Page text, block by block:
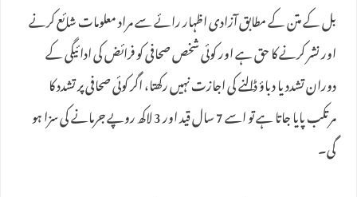
بل کے متن کے مطابق آزادی اظہار رائے سے مراد معلومات شائع کرنے
اور نشر کرنے کا حق ہے اور کوئی شخص صحافی کو فرائض کی ادائیگی کے
دوران تشدد یا دباؤ ڈالنے کی اجازت نہیں رکھتا، اگر کوئی صحافی پر تشدد کا
مرتکب پایا جاتا ہے تو اسے 7 سال قید اور 3 لاکھ روپے جرمانے کی سزا ہو
گی۔